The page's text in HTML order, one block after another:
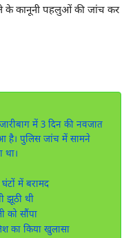
के कानूनी पहलुओं की जांच कर
में 3 दिन की नवजात
है। पुलिस जांच में सामने
था।
में बरामद
झूठी थी
को सौंपा
का किया खुलासा